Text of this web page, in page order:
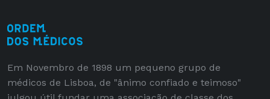
Em Novembro de 1898 um pequeno grupo de
médicos de Lisboa, de "ânimo confiado e teimoso"